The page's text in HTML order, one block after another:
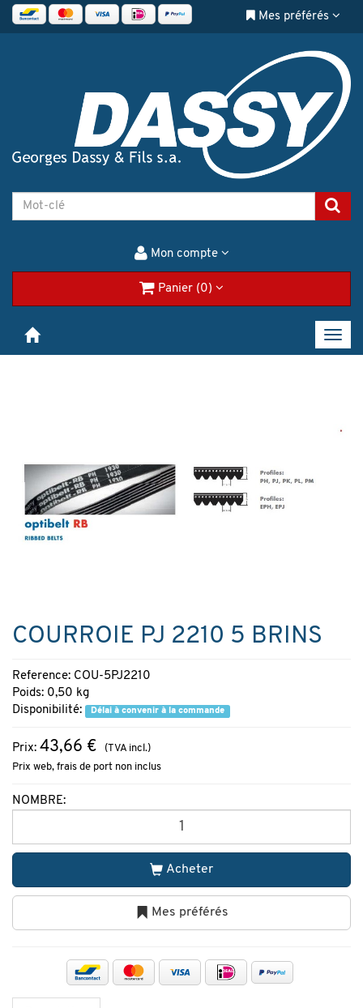
Mes préférés
Mon compte
Panier (0)
COURROIE PJ 2210 5 BRINS
Reference: COU-5PJ2210
Poids: 0,50 kg
Disponibilité:
Délai à convenir à la commande
Prix: 43,66 €
(TVA incl.)
Prix web, frais de port non inclus
NOMBRE:
Acheter
Mes préférés